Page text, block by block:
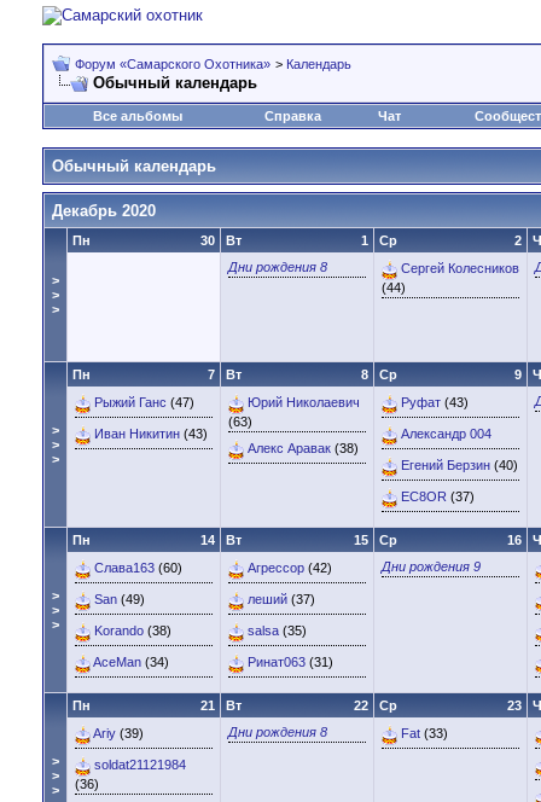
Форум «Самарского Охотника» > Календарь
Обычный календарь
Все альбомы Справка Чат
Обычный календарь
Декабрь 2020
>
>
>
30
Пн 1
Вт
Дни рождения 8
2
Ср
Сергей Колесников
(44)
>
>
>
7
Пн
Рыжий Ганс (47)
Иван Никитин (43)
8
Вт
Юрий Николаевич
(63)
Алекс Аравак (38)
9
Ср
Руфат (43)
Александр 004
Егений Берзин (40)
EC8OR (37)
>
>
>
14
Пн
Слава163 (60)
San (49)
Korando (38)
AceMan (34)
15
Вт
Агрессор (42)
леший (37)
salsa (35)
Ринат063 (31)
16
Ср
Дни рождения 9
>
>
>
21
Пн
Ariy (39)
soldat21121984
(36)
22
Вт
Дни рождения 8
23
Ср
Fat (33)